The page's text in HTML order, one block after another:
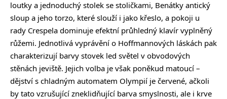
loutky a jednoduchý stolek se stoličkami, Benátky antický
sloup a jeho torzo, které slouží i jako křeslo, a pokoji u
rady Crespela dominuje efektní průhledný klavír vyplněný
růžemi. Jednotlivá vyprávění o Hoffmannových láskách pak
charakterizují barvy stovek led světel v obvodových
stěnách jeviště. Jejich volba je však poněkud matoucí –
dějství s chladným automatem Olympií je červené, ačkoli
by tato vzrušující zneklidňující barva smyslnosti, ale i krve